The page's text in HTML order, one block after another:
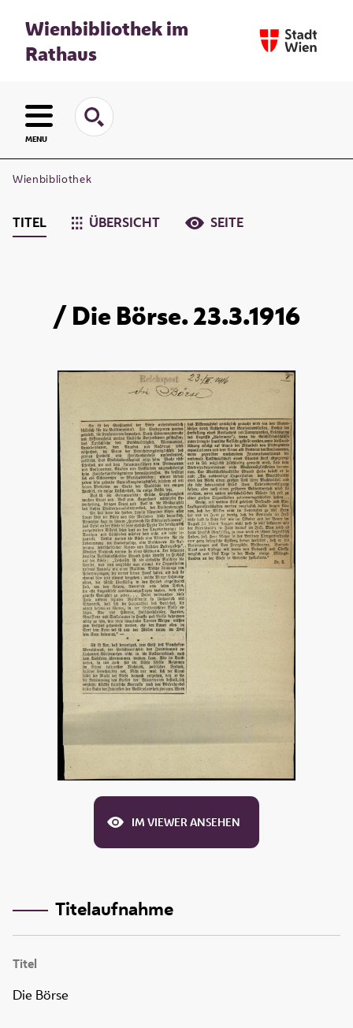
Wienbibliothek im
Rathaus
MENU
Wienbibliothek
TITEL ÜBERSICHT SEITE
/ Die Börse. 23.3.1916
IM VIEWER ANSEHEN
Titelaufnahme
Titel
Die Börse